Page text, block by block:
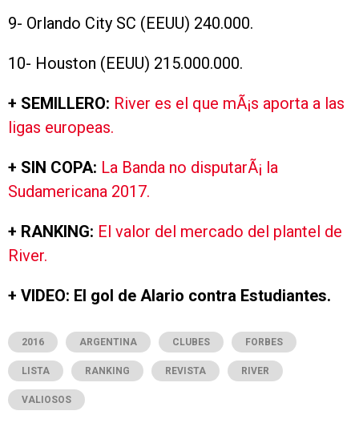
9- Orlando City SC (EEUU) 240.000.
10- Houston (EEUU) 215.000.000.
+ SEMILLERO: River es el que mÃ¡s aporta a las
ligas europeas.
+ SIN COPA: La Banda no disputarÃ¡ la
Sudamericana 2017.
+ RANKING: El valor del mercado del plantel de
River.
+ VIDEO: El gol de Alario contra Estudiantes.
2016 ARGENTINA CLUBES FORBES
LISTA RANKING REVISTA RIVER
VALIOSOS